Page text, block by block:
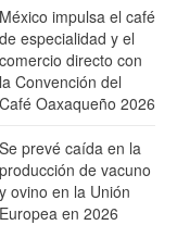
México impulsa el café
de especialidad y el
comercio directo con
la Convención del
Café Oaxaqueño 2026
Se prevé caída en la
producción de vacuno
y ovino en la Unión
Europea en 2026